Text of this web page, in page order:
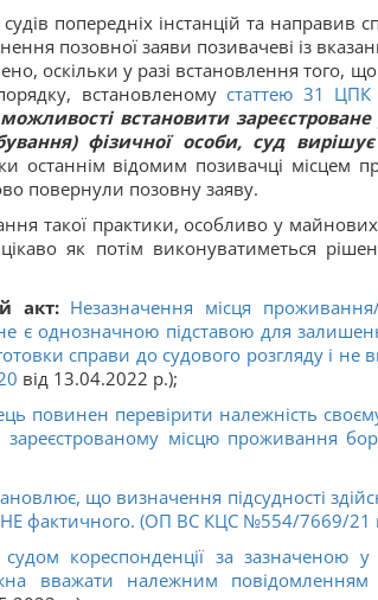
попередніх інстанцій та направив
позовної заяви позивачеві із
оскільки у разі встановлення того,
встановленомустаттею 31 ЦПК
встановити
фізичної особи, суд
останнім відомим позивачці місцем
повернули позовну заяву.
такої практики, особливо у
як потім виконуватиметься
акт: Незазначення місця
є однозначною підставою для
справи до судового розгляду і
від 13.04.2022 р.);
повинен перевірити належність
зареєстрованому місцю проживання
що визначення підсудності
фактичного. (ОП ВС КЦС №554/7669/21
кореспонденції за зазначеною
вважати належним